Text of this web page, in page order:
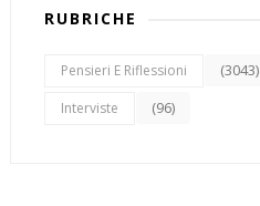
RUBRICHE
Pensieri E Riflessioni (3043)
Interviste (96)